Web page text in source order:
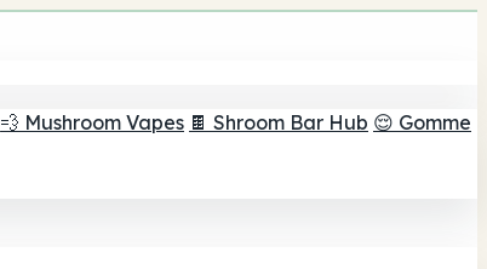
💨 Mushroom Vapes 🍫 Shroom Bar Hub 😌 Gomme